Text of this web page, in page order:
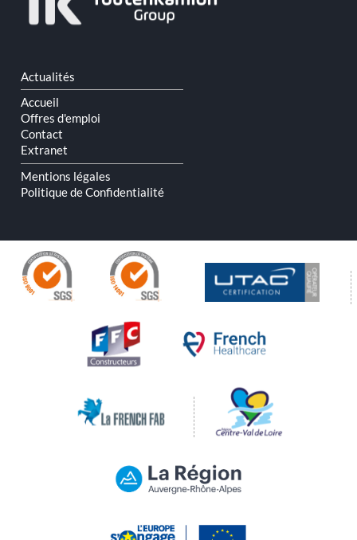
Aller
au
contenu
Actualités
Accueil
Offres d'emploi
Contact
Extranet
Mentions légales
Politique de Confidentialité